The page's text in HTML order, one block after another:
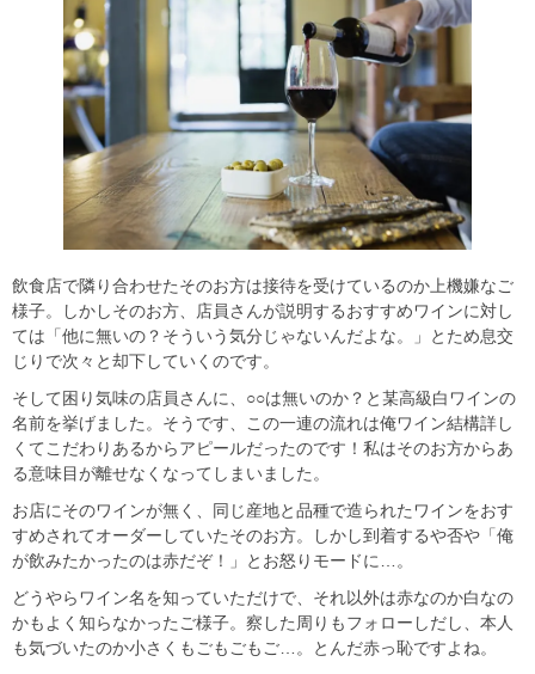
飲食店で隣り合わせたそのお方は接待を受けているのか上機嫌なご
様子。しかしそのお方、店員さんが説明するおすすめワインに対し
ては「他に無いの？そういう気分じゃないんだよな。」とため息交
じりで次々と却下していくのです。
そして困り気味の店員さんに、○○は無いのか？と某高級白ワインの
名前を挙げました。そうです、この一連の流れは俺ワイン結構詳し
くてこだわりあるからアピールだったのです！私はそのお方からあ
る意味目が離せなくなってしまいました。
お店にそのワインが無く、同じ産地と品種で造られたワインをおす
すめされてオーダーしていたそのお方。しかし到着するや否や「俺
が飲みたかったのは赤だぞ！」とお怒りモードに…。
どうやらワイン名を知っていただけで、それ以外は赤なのか白なの
かもよく知らなかったご様子。察した周りもフォローしだし、本人
も気づいたのか小さくもごもごもご…。とんだ赤っ恥ですよね。